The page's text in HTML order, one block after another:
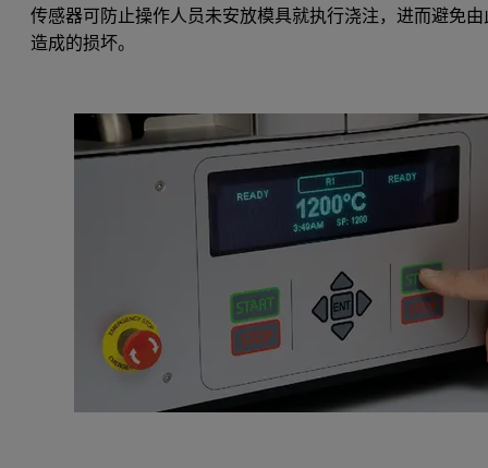
传感器可防止操作人员未安放模具就执行浇注，进而避免由
造成的损坏。